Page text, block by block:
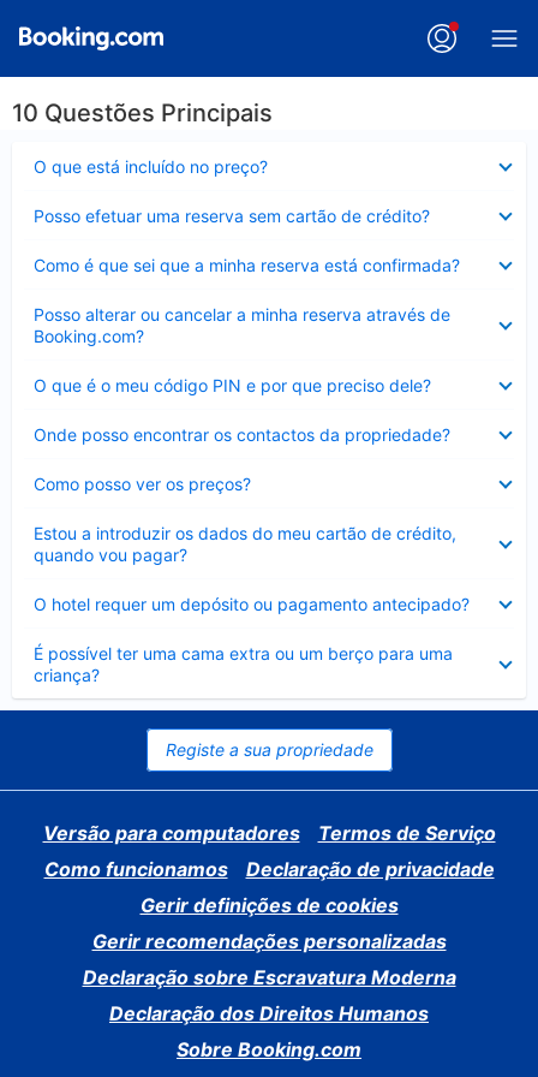
10 Questões Principais
O que está incluído no preço?
fechado
Posso efetuar uma reserva sem cartão de crédito?
fechado
Como é que sei que a minha reserva está confirmada?
fechado
Posso alterar ou cancelar a minha reserva através de
Booking.com?
fechado
O que é o meu código PIN e por que preciso dele?
fechado
Onde posso encontrar os contactos da propriedade?
fechado
Como posso ver os preços?
fechado
Estou a introduzir os dados do meu cartão de crédito,
quando vou pagar?
fechado
O hotel requer um depósito ou pagamento antecipado?
fechado
É possível ter uma cama extra ou um berço para uma
criança?
Elemento
fechado
Registe a sua propriedade
Versão para computadores
Termos de Serviço
Como funcionamos
Declaração de privacidade
Gerir definições de cookies
Gerir recomendações personalizadas
Declaração sobre Escravatura Moderna
Declaração dos Direitos Humanos
Sobre Booking.com